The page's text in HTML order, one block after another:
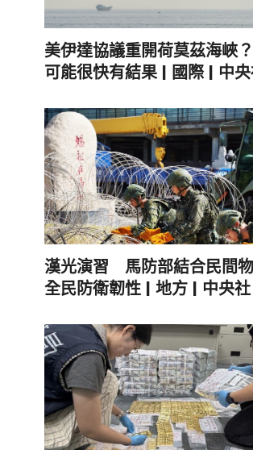
美伊達協議重開荷莫茲海峽
可能很快有結果 | 國際 | 中央
漢光演習 馬防部結合民間
全民防衛韌性 | 地方 | 中央社